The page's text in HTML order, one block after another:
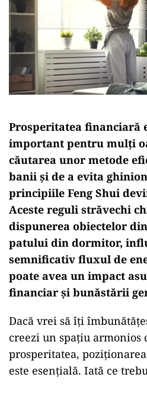
Prosperitatea financiară
important pentru mulți
căutarea unor metode
banii și de a evita
principiile Feng Shui
Aceste reguli străvechi
dispunerea obiectelor
patului din dormitor,
semnificativ fluxul de
poate avea un impact
financiar și bunăstării
Dacă vrei să îți
creezi un spațiu armonios
prosperitatea,
este esențială. Iată ce